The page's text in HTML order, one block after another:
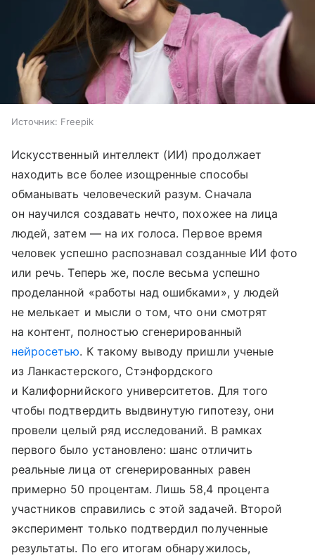
Источник: Freepik
Искусственный интеллект (ИИ) продолжает
находить все более изощренные способы
обманывать человеческий разум. Сначала
он научился создавать нечто, похожее на лица
людей, затем — на их голоса. Первое время
человек успешно распознавал созданные ИИ фото
или речь. Теперь же, после весьма успешно
проделанной «работы над ошибками», у людей
не мелькает и мысли о том, что они смотрят
на контент, полностью сгенерированный
нейросетью. К такому выводу пришли ученые
из Ланкастерского, Стэнфордского
и Калифорнийского университетов. Для того
чтобы подтвердить выдвинутую гипотезу, они
провели целый ряд исследований. В рамках
первого было установлено: шанс отличить
реальные лица от сгенерированных равен
примерно 50 процентам. Лишь 58,4 процента
участников справились с этой задачей. Второй
эксперимент только подтвердил полученные
результаты. По его итогам обнаружилось,